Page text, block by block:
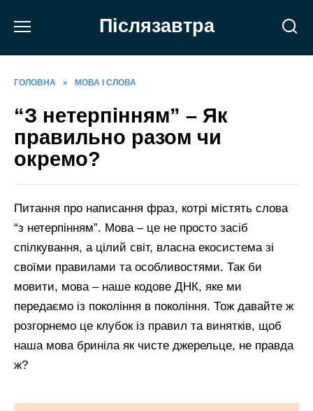
Післязавтра
ГОЛОВНА » МОВА І СЛОВА
“З нетерпінням” – Як
правильно разом чи
окремо?
Питання про написання фраз, котрі містять слова
“з нетерпінням”. Мова – це не просто засіб
спілкування, а цілий світ, власна екосистема зі
своїми правилами та особливостями. Так би
мовити, мова – наше кодове ДНК, яке ми
передаємо із покоління в покоління. Тож давайте ж
розгорнемо це клубок із правил та винятків, щоб
наша мова бриніла як чисте джерельце, не правда
ж?